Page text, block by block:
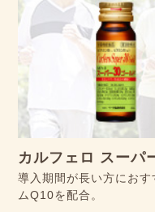
カルフェロ スーパ
導入期間が長い方にお
ムQ10を配合。